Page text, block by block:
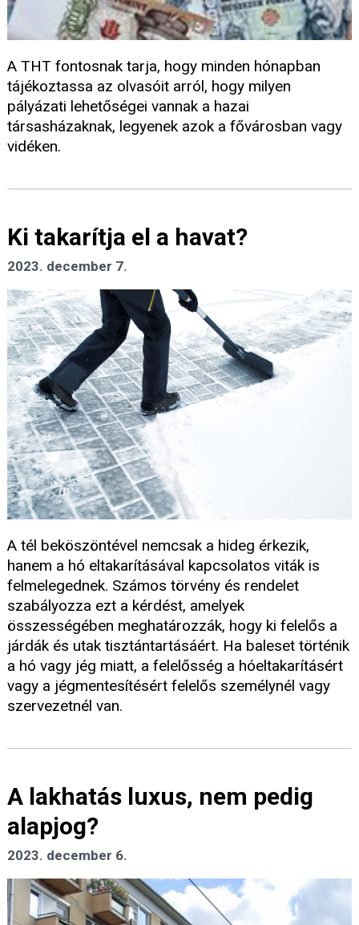
A THT fontosnak tarja, hogy minden hónapban
tájékoztassa az olvasóit arról, hogy milyen
pályázati lehetőségei vannak a hazai
társasházaknak, legyenek azok a fővárosban vagy
vidéken.
Ki takarítja el a havat?
2023. december 7.
A tél beköszöntével nemcsak a hideg érkezik,
hanem a hó eltakarításával kapcsolatos viták is
felmelegednek. Számos törvény és rendelet
szabályozza ezt a kérdést, amelyek
összességében meghatározzák, hogy ki felelős a
járdák és utak tisztántartásáért. Ha baleset történik
a hó vagy jég miatt, a felelősség a hóeltakarításért
vagy a jégmentesítésért felelős személynél vagy
szervezetnél van.
A lakhatás luxus, nem pedig
alapjog?
2023. december 6.